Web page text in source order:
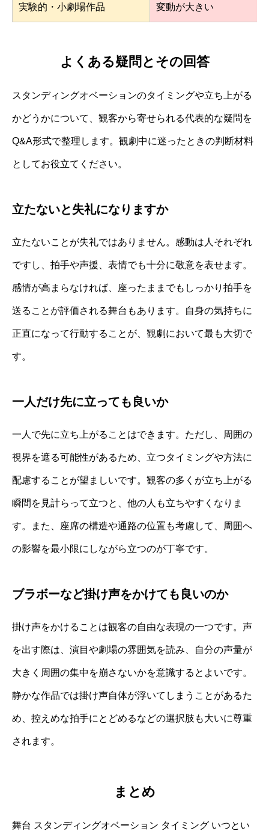
実験的・小劇場作品 変動が大きい
よくある疑問とその回答
スタンディングオベーションのタイミングや立ち上がる
かどうかについて、観客から寄せられる代表的な疑問を
Q&A形式で整理します。観劇中に迷ったときの判断材料
としてお役立てください。
立たないと失礼になりますか
立たないことが失礼ではありません。感動は人それぞれ
ですし、拍手や声援、表情でも十分に敬意を表せます。
感情が高まらなければ、座ったままでもしっかり拍手を
送ることが評価される舞台もあります。自身の気持ちに
正直になって行動することが、観劇において最も大切で
す。
一人だけ先に立っても良いか
一人で先に立ち上がることはできます。ただし、周囲の
視界を遮る可能性があるため、立つタイミングや方法に
配慮することが望ましいです。観客の多くが立ち上がる
瞬間を見計らって立つと、他の人も立ちやすくなりま
す。また、座席の構造や通路の位置も考慮して、周囲へ
の影響を最小限にしながら立つのが丁寧です。
ブラボーなど掛け声をかけても良いのか
掛け声をかけることは観客の自由な表現の一つです。声
を出す際は、演目や劇場の雰囲気を読み、自分の声量が
大きく周囲の集中を崩さないかを意識するとよいです。
静かな作品では掛け声自体が浮いてしまうことがあるた
め、控えめな拍手にとどめるなどの選択肢も大いに尊重
されます。
まとめ
舞台 スタンディングオベーション タイミング いつとい